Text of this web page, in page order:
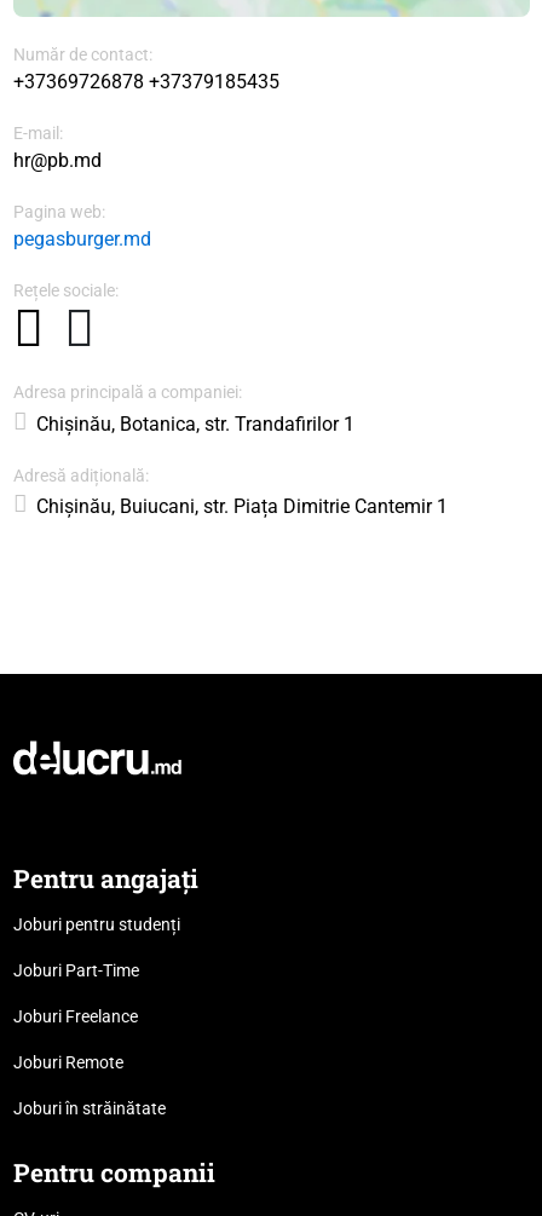
Număr de contact:
+37369726878 +37379185435
E-mail:
hr@pb.md
Pagina web:
pegasburger.md
Rețele sociale:
Adresa principală a companiei:
Chișinău, Botanica, str. Trandafirilor 1
Adresă adițională:
Chișinău, Buiucani, str. Piața Dimitrie Cantemir 1
Pentru angajați
Joburi pentru studenți
Joburi Part-Time
Joburi Freelance
Joburi Remote
Joburi în străinătate
Pentru companii